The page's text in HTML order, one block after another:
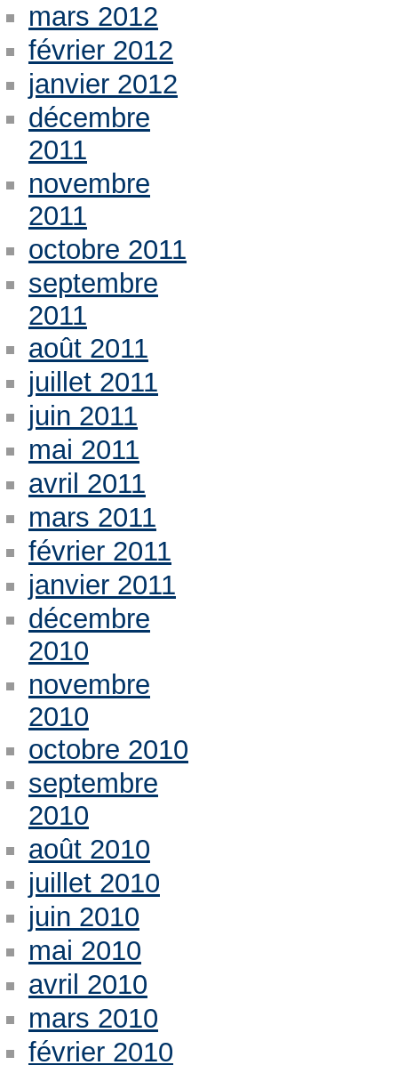
mars 2012
février 2012
janvier 2012
décembre
2011
novembre
2011
octobre 2011
septembre
2011
août 2011
juillet 2011
juin 2011
mai 2011
avril 2011
mars 2011
février 2011
janvier 2011
décembre
2010
novembre
2010
octobre 2010
septembre
2010
août 2010
juillet 2010
juin 2010
mai 2010
avril 2010
mars 2010
février 2010